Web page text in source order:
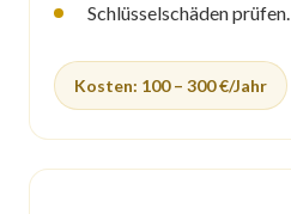
Schlüsselschäden prüfen.
Kosten: 100 – 300 €/Jahr